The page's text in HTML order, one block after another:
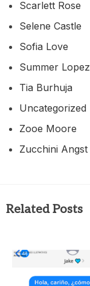
Scarlett Rose
Selene Castle
Sofia Love
Summer Lopez
Tia Burhuja
Uncategorized
Zooe Moore
Zucchini Angst
Related Posts